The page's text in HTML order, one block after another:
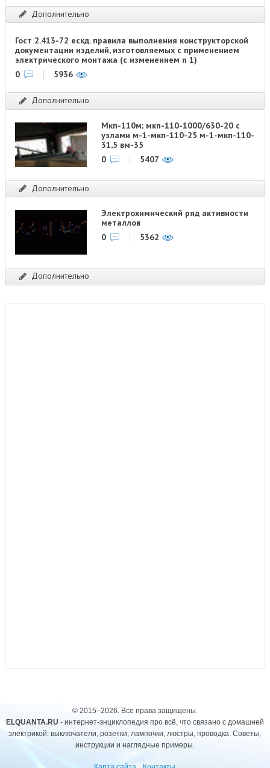
Дополнительно
Гост 2.413-72 ескд. правила выполнения конструкторской
документации изделий, изготовляемых с применением
электрического монтажа (с изменением n 1)
0
5936
Дополнительно
Мкп-110м; мкп-110-1000/630-20 с
узлами м-1-мкп-110-25 м-1-мкп-110-
31,5 вм-35
0
5407
Дополнительно
Электрохимический ряд активности
металлов
0
5362
Дополнительно
© 2015–2026. Все права защищены.
ELQUANTA.RU - интернет-энциклопедия про всё, что связано с домашней
электрикой: выключатели, розетки, лампочки, люстры, проводка. Советы,
инструкции и наглядные примеры.